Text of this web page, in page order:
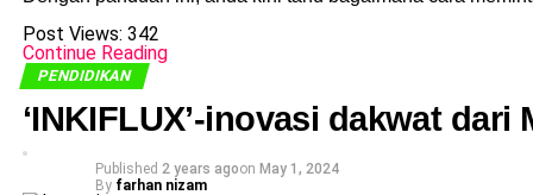
Post Views: 342
Continue Reading
PENDIDIKAN
‘INKIFLUX’-inovasi dakwat
Published 2 years agoon May 1, 2024
By farhan nizam